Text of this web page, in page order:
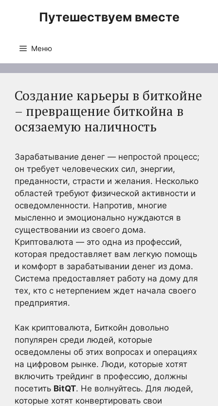
Путешествуем вместе
Меню
Создание карьеры в биткойне
– превращение биткойна в
осязаемую наличность
Зарабатывание денег — непростой процесс;
он требует человеческих сил, энергии,
преданности, страсти и желания. Несколько
областей требуют физической активности и
осведомленности. Напротив, многие
мысленно и эмоционально нуждаются в
существовании из своего дома.
Криптовалюта — это одна из профессий,
которая предоставляет вам легкую помощь
и комфорт в зарабатывании денег из дома.
Система предоставляет работу на дому для
тех, кто с нетерпением ждет начала своего
предприятия.
Как криптовалюта, Биткойн довольно
популярен среди людей, которые
осведомлены об этих вопросах и операциях
на цифровом рынке. Люди, которые хотят
включить трейдинг в профессию, должны
посетить BitQT. Не волнуйтесь. Для людей,
которые хотят конвертировать свои